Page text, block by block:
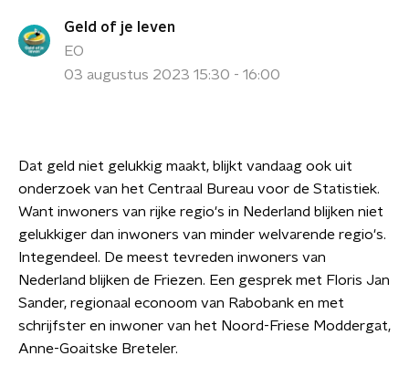
Geld of je leven
EO
03 augustus 2023 15:30 - 16:00
Dat geld niet gelukkig maakt, blijkt vandaag ook uit
onderzoek van het Centraal Bureau voor de Statistiek.
Want inwoners van rijke regio's in Nederland blijken niet
gelukkiger dan inwoners van minder welvarende regio's.
Integendeel. De meest tevreden inwoners van
Nederland blijken de Friezen. Een gesprek met Floris Jan
Sander, regionaal econoom van Rabobank en met
schrijfster en inwoner van het Noord-Friese Moddergat,
Anne-Goaitske Breteler.